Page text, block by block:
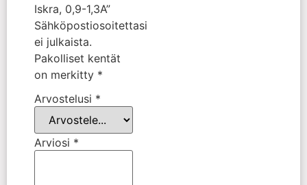
Iskra, 0,9-1,3A”
Sähköpostiosoitettasi
ei julkaista.
Pakolliset kentät
on merkitty *
Arvostelusi *
Arviosi *